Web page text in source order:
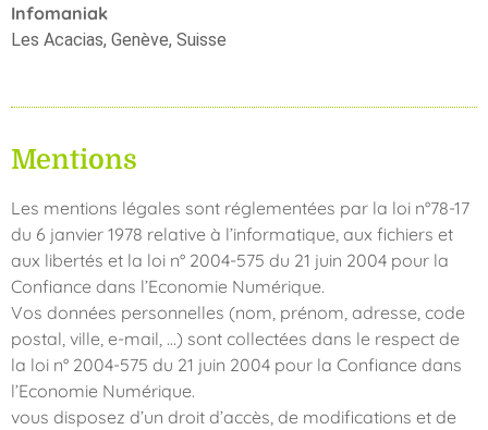
Infomaniak
Les Acacias, Genève, Suisse
Mentions
Les mentions légales sont réglementées par la loi n°78-17
du 6 janvier 1978 relative à l’informatique, aux fichiers et
aux libertés et la loi n° 2004-575 du 21 juin 2004 pour la
Confiance dans l’Economie Numérique.
Vos données personnelles (nom, prénom, adresse, code
postal, ville, e-mail, …) sont collectées dans le respect de
la loi n° 2004-575 du 21 juin 2004 pour la Confiance dans
l’Economie Numérique.
vous disposez d’un droit d’accès, de modifications et de